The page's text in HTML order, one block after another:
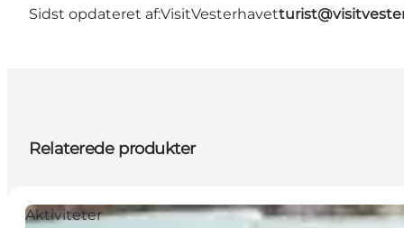
Sidst opdateret af:VisitVesterhavet
Relaterede produkter
Aktiviteter